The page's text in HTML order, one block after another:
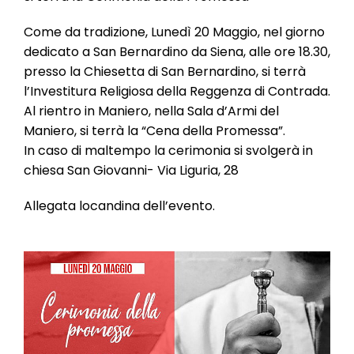
Come da tradizione, Lunedì 20 Maggio, nel giorno
dedicato a San Bernardino da Siena, alle ore 18.30,
presso la Chiesetta di San Bernardino, si terrà
l’Investitura Religiosa della Reggenza di Contrada.
Al rientro in Maniero, nella Sala d’Armi del
Maniero, si terrà la “Cena della Promessa”.
In caso di maltempo la cerimonia si svolgerà in
chiesa San Giovanni- Via Liguria, 28
Allegata locandina dell’evento.